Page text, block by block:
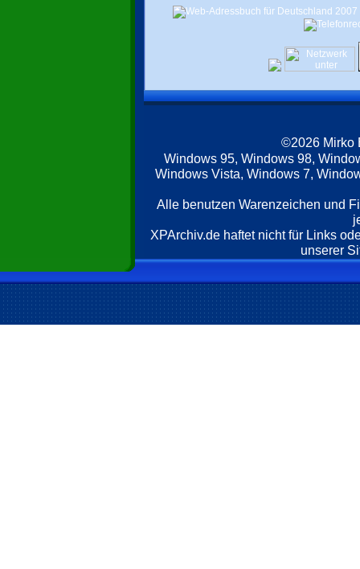
©2026 Mirko
Windows 95, Windows 98,
Windows Vista, Windows 7,
Alle benutzen Warenzeichen und
XPArchiv.de haftet nicht für Links
unserer